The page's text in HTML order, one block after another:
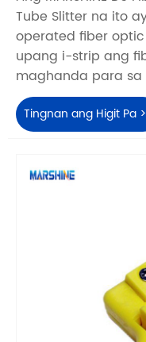
Tube Slitter na ito
operated fiber
upang i-strip ang
maghanda para
Tingnan ang Higit Pa